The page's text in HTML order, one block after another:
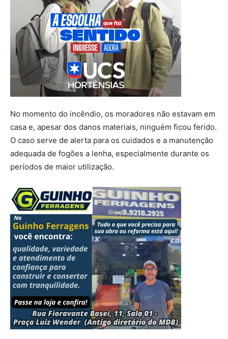
No momento do incêndio, os moradores não estavam em
casa e, apesar dos danos materiais, ninguém ficou ferido.
O caso serve de alerta para os cuidados e a manutenção
adequada de fogões a lenha, especialmente durante os
períodos de maior utilização.